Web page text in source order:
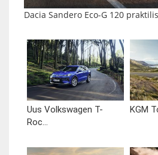
Dacia Sandero Eco-G 120
Uus Volkswagen T-
Roc...
KGM